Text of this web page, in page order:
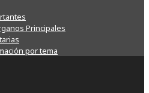
Principales
por tema